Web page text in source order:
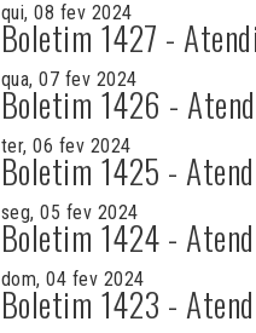
qui, 08 fev 2024
Boletim 1427 -
qua, 07 fev 2024
Boletim 1426 -
ter, 06 fev 2024
Boletim 1425 -
seg, 05 fev 2024
Boletim 1424 -
dom, 04 fev 2024
Boletim 1423 -